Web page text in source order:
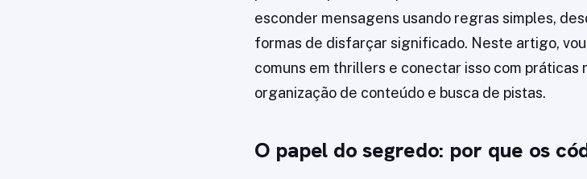
esconder mensagens usando regras simples,
formas de disfarçar significado. Neste artigo,
comuns em thrillers e conectar isso com práticas
organização de conteúdo e busca de pistas.
O papel do segredo: por que os